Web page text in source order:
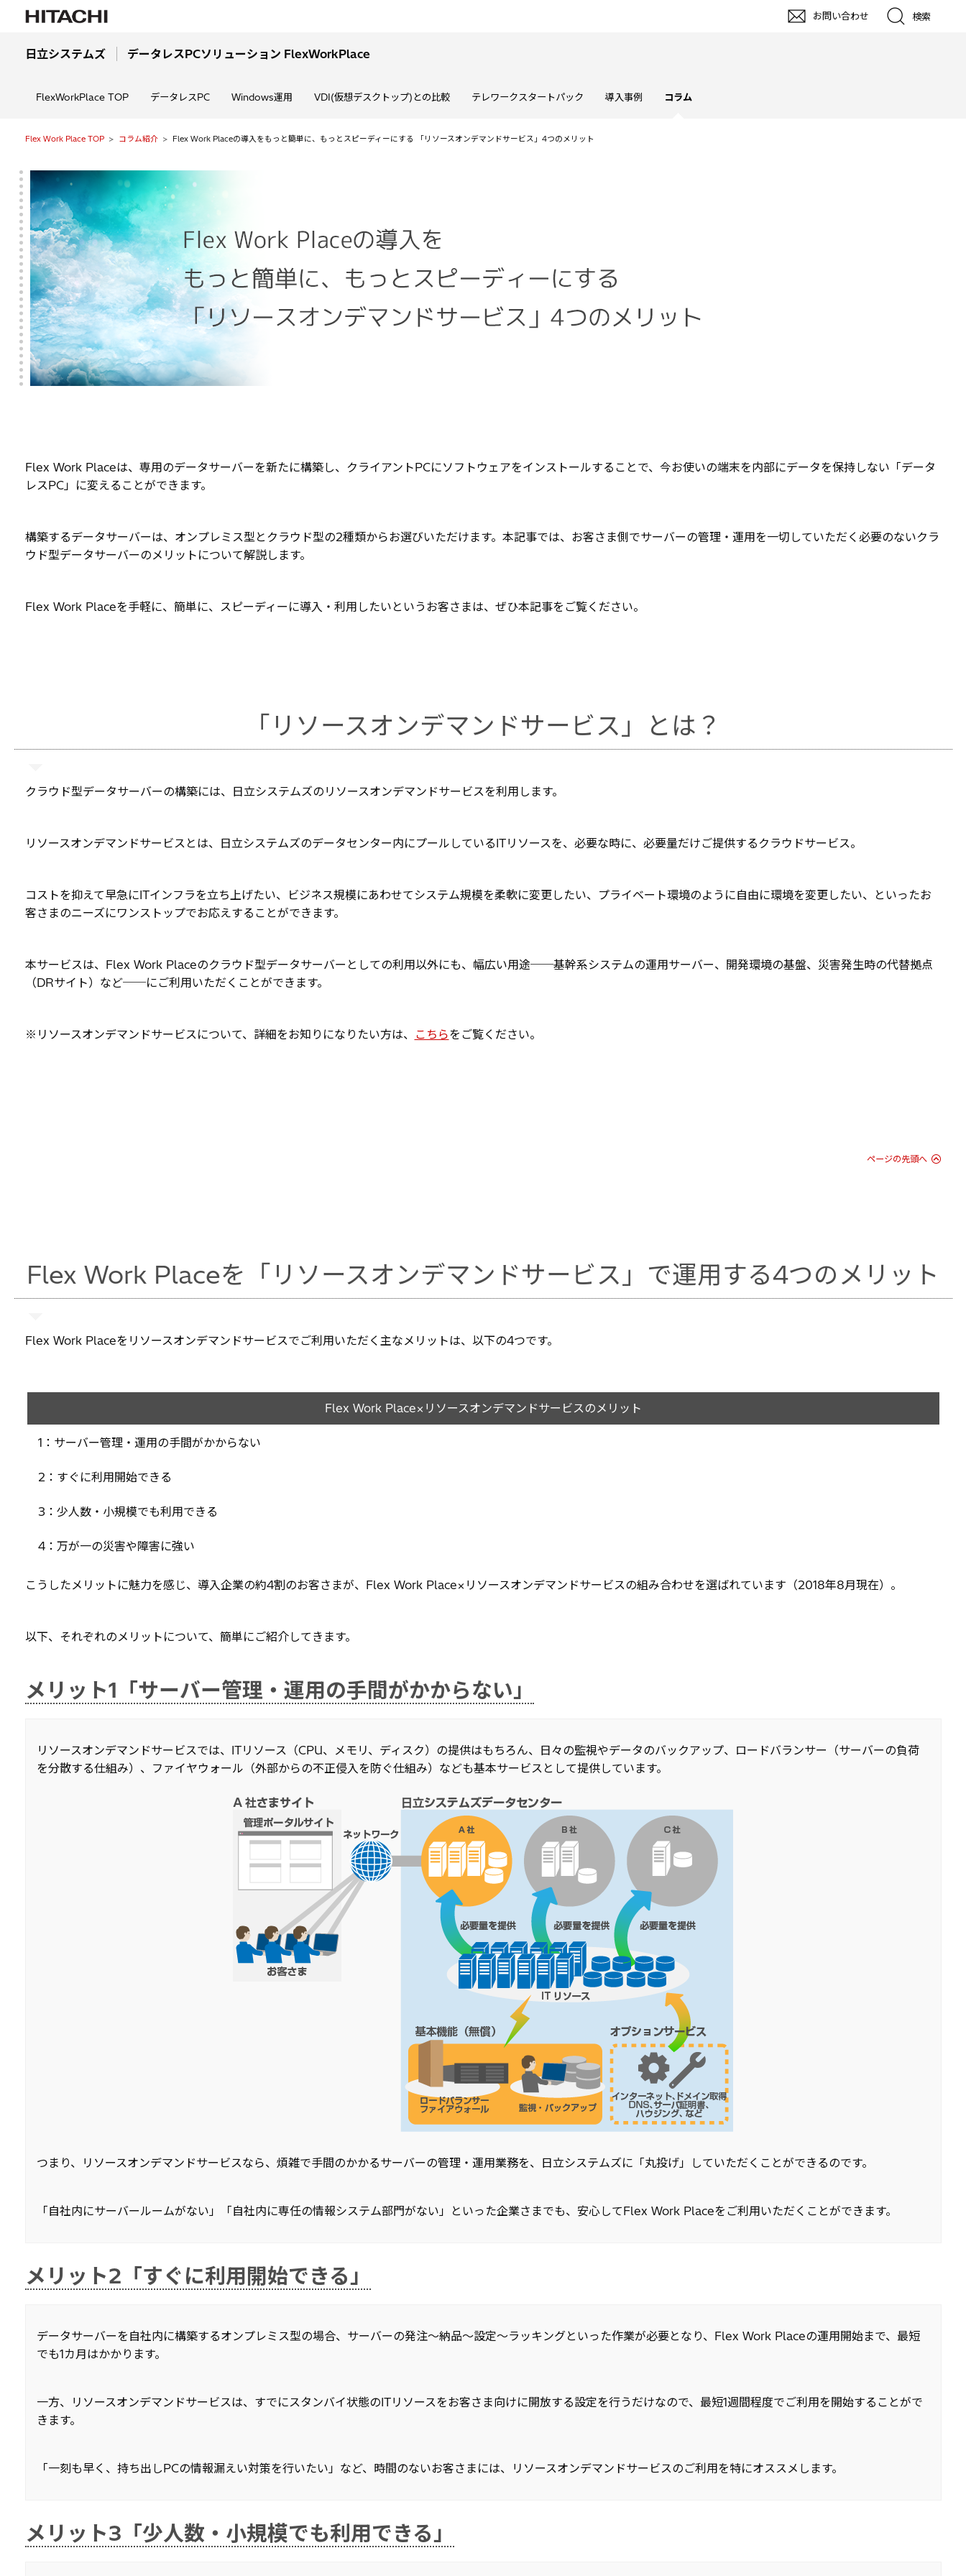
お問い合わせ 検索
日立システムズ データレスPCソリューション FlexWorkPlace
FlexWorkPlace TOP データレスPC Windows運用 VDI(仮想デスクトップ)との比較 テレワークスタートパック 導入事例 コラム
Flex Work Place TOP コラム紹介 Flex Work Placeの導入をもっと簡単に、もっとスピーディーにする 「リソースオンデマンドサービス」4つのメリット
Flex Work Placeは、専用のデータサーバーを新たに構築し、クライアントPCにソフトウェアをインストールすることで、今お使いの端末を内部にデータを保持しない「データ
レスPC」に変えることができます。
構築するデータサーバーは、オンプレミス型とクラウド型の2種類からお選びいただけます。本記事では、お客さま側でサーバーの管理・運用を一切していただく必要のないクラ
ウド型データサーバーのメリットについて解説します。
Flex Work Placeを手軽に、簡単に、スピーディーに導入・利用したいというお客さまは、ぜひ本記事をご覧ください。
「リソースオンデマンドサービス」とは？
クラウド型データサーバーの構築には、日立システムズのリソースオンデマンドサービスを利用します。
リソースオンデマンドサービスとは、日立システムズのデータセンター内にプールしているITリソースを、必要な時に、必要量だけご提供するクラウドサービス。
コストを抑えて早急にITインフラを立ち上げたい、ビジネス規模にあわせてシステム規模を柔軟に変更したい、プライベート環境のように自由に環境を変更したい、といったお
客さまのニーズにワンストップでお応えすることができます。
本サービスは、Flex Work Placeのクラウド型データサーバーとしての利用以外にも、幅広い用途──基幹系システムの運用サーバー、開発環境の基盤、災害発生時の代替拠点
（DRサイト）など──にご利用いただくことができます。
※リソースオンデマンドサービスについて、詳細をお知りになりたい方は、 こちらをご覧ください。
ページの先頭へ
Flex Work Placeを「リソースオンデマンドサービス」で運用する4つのメリット
Flex Work Placeをリソースオンデマンドサービスでご利用いただく主なメリットは、以下の4つです。
Flex Work Place×リソースオンデマンドサービスのメリット
1：サーバー管理・運用の手間がかからない
2：すぐに利用開始できる
3：少人数・小規模でも利用できる
4：万が一の災害や障害に強い
こうしたメリットに魅力を感じ、導入企業の約4割のお客さまが、Flex Work Place×リソースオンデマンドサービスの組み合わせを選ばれています（2018年8月現在）。
以下、それぞれのメリットについて、簡単にご紹介してきます。
メリット1「サーバー管理・運用の手間がかからない」
リソースオンデマンドサービスでは、ITリソース（CPU、メモリ、ディスク）の提供はもちろん、日々の監視やデータのバックアップ、ロードバランサー（サーバーの負荷
を分散する仕組み）、ファイヤウォール（外部からの不正侵入を防ぐ仕組み）なども基本サービスとして提供しています。
つまり、リソースオンデマンドサービスなら、煩雑で手間のかかるサーバーの管理・運用業務を、日立システムズに「丸投げ」していただくことができるのです。
「自社内にサーバールームがない」「自社内に専任の情報システム部門がない」といった企業さまでも、安心してFlex Work Placeをご利用いただくことができます。
メリット2「すぐに利用開始できる」
データサーバーを自社内に構築するオンプレミス型の場合、サーバーの発注～納品～設定～ラッキングといった作業が必要となり、Flex Work Placeの運用開始まで、最短
でも1カ月はかかります。
一方、リソースオンデマンドサービスは、すでにスタンバイ状態のITリソースをお客さま向けに開放する設定を行うだけなので、最短1週間程度でご利用を開始することがで
きます。
「一刻も早く、持ち出しPCの情報漏えい対策を行いたい」など、時間のないお客さまには、リソースオンデマンドサービスのご利用を特にオススメします。
メリット3「少人数・小規模でも利用できる」